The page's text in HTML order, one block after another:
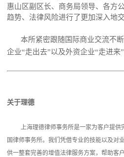
惠山区副区长、商务局领导、各方
趋势、法律风险进行了更加深入地
本所紧密跟随国际商业交流不
企业“走出去”以及外资企业“走进来
关于理德
上海理德律师事务所是一家为客户提供
国律师事务所。我们凭借专业的技能以及对
供一整套完善的增值法律服务方案，帮助客